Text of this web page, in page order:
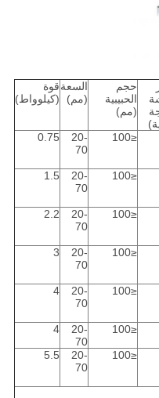
حجم
الحبيبية
(مم)
السعة
(مم)
قوة
(كيلوواط)
≤100
20-
70
0.75
≤100
20-
70
1.5
≤100
20-
70
2.2
≤100
20-
70
3
≤100
20-
70
4
≤100
20-
70
4
≤100
20-
70
5.5